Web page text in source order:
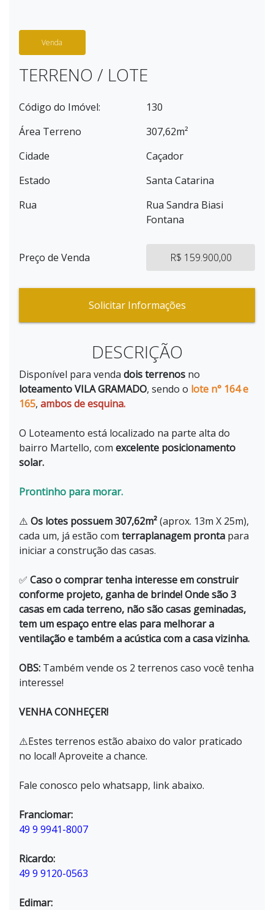
Venda
TERRENO / LOTE
Código do Imóvel:
130
Área Terreno
307,62m²
Cidade
Caçador
Estado
Santa Catarina
Rua
Rua Sandra Biasi
Fontana
Preço de Venda R$ 159.900,00
Solicitar Informações
DESCRIÇÃO
Disponível para venda dois terrenos no
loteamento VILA GRAMADO, sendo o lote n° 164 e
165, ambos de esquina.
O Loteamento está localizado na parte alta do
bairro Martello, com excelente posicionamento
solar.
Prontinho para morar.
⚠️ Os lotes possuem 307,62m²(aprox. 13m X 25m),
cada um, já estão com terraplanagem pronta para
iniciar a construção das casas.
✅ Caso o comprar tenha interesse em construir
conforme projeto, ganha de brinde! Onde são 3
casas em cada terreno, não são casas geminadas,
tem um espaço entre elas para melhorar a
ventilação e também a acústica com a casa vizinha.
OBS: Também vende os 2 terrenos caso você tenha
interesse!
VENHA CONHEÇER!
⚠️Estes terrenos estão abaixo do valor praticado
no local! Aproveite a chance.
Fale conosco pelo whatsapp, link abaixo.
Franciomar:
49 9 9941-8007
Ricardo:
49 9 9120-0563
Edimar: